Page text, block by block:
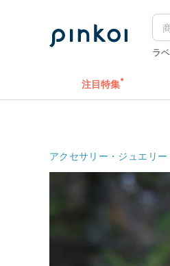
ラ
注目特集
アクセサリー・ジュエリー